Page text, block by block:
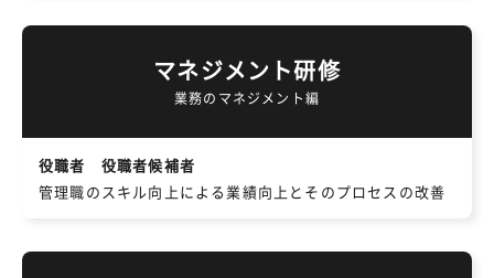
マネジメント研修
業務のマネジメント編
役職者 役職者候補者
管理職のスキル向上による業績向上とそのプロセスの改善